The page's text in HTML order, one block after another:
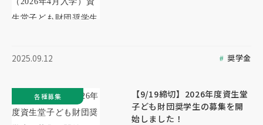
2025.09.12 奨学金
【9/19締切】2026年度資生堂
子ども財団奨学生の募集を開
始しました！
各種募集